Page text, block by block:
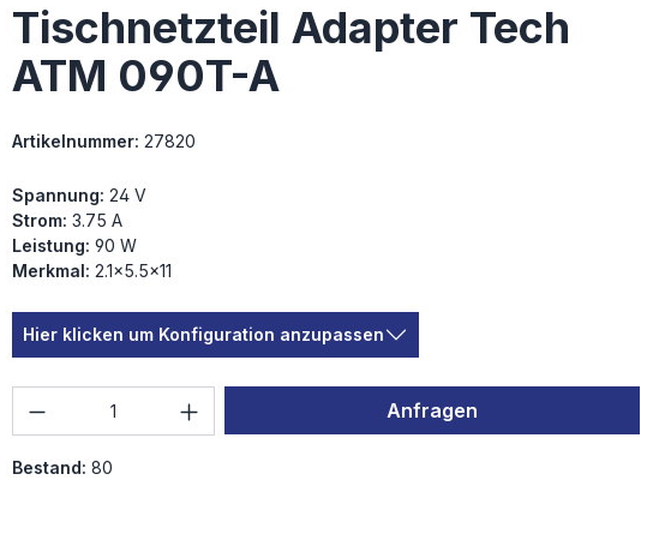
Tischnetzteil Adapter Tech
ATM 090T-A
Artikelnummer: 27820
Spannung: 24 V
Strom: 3.75 A
Leistung: 90 W
Merkmal: 2.1×5.5×11
Hier klicken um Konfiguration anzupassen
Produkt Anzahl: Gib den gewünschten Wert
Anfragen
Bestand: 80